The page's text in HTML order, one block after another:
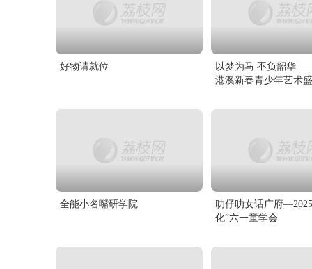
好物请就位
以梦为马 不负韶华
港澳新春青少年艺术
全能小名嘴研学院
叻仔叻女话广府
化”六一童学会